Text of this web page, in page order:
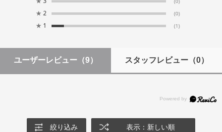
★ 2 (0)
★ 1 (1)
ユーザーレビュー （9） スタッフレビュー（0）
絞り込み 表示：新しい順